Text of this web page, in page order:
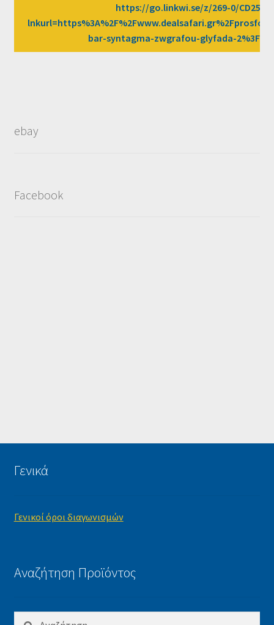
https://go.linkwi.se/z/269-0/
bar-syntagma-zwgrafou-glyfada-
ebay
Facebook
Γενικά
Γενικοί όροι διαγωνισμών
Αναζήτηση Προϊόντος
Αναζήτηση